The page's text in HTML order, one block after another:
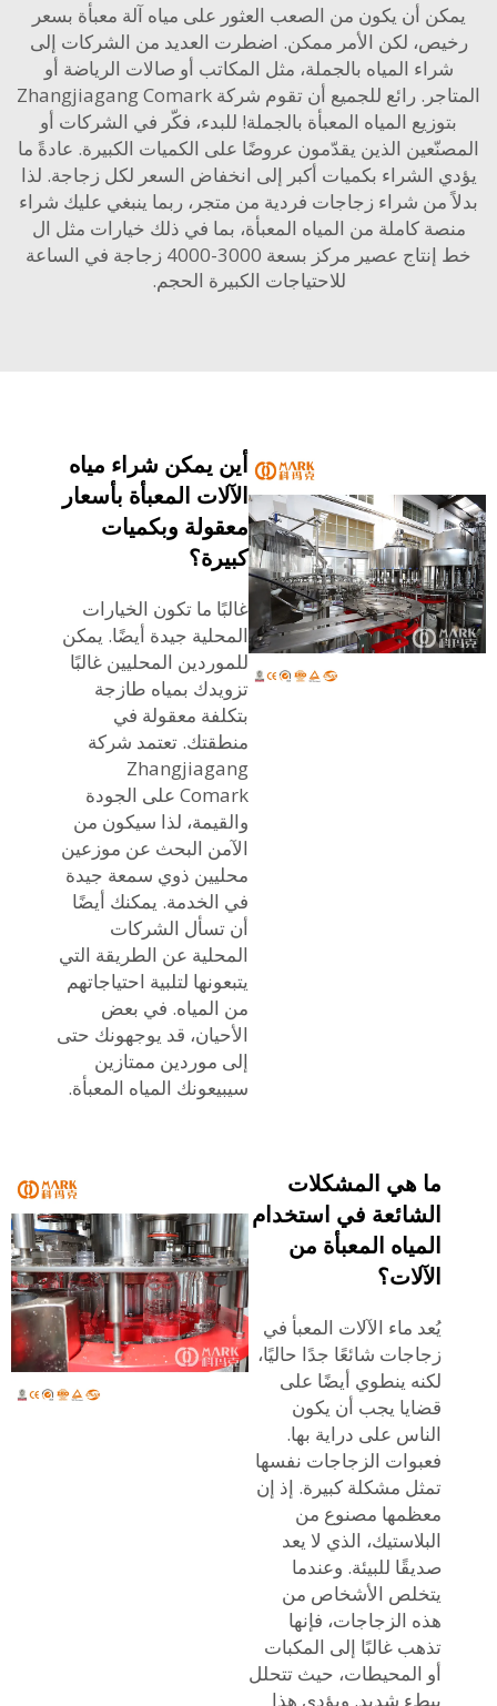
أن يكون من الصعب العثور على مياه آلة معبأة بسعر
لكن الأمر ممكن. اضطرت العديد من الشركات إلى
المياه بالجملة، مثل المكاتب أو صالات الرياضة أو
المتاجر. رائع للجميع أن تقوم شركة Zhangjiagang Comark
المياه المعبأة بالجملة! للبدء، فكّر في الشركات أو
الذين يقدّمون عروضًا على الكميات الكبيرة. عادةً ما
الشراء بكميات أكبر إلى انخفاض السعر لكل زجاجة. لذا
من شراء زجاجات فردية من متجر، ربما ينبغي عليك شراء
كاملة من المياه المعبأة، بما في ذلك خيارات مثل ال
عصير مركز بسعة 3000-4000 زجاجة في الساعة
للاحتياجات الكبيرة الحجم.
أين يمكن شراء مياه
الآلات المعبأة بأسعار
معقولة وبكميات
كبيرة؟
غالبًا ما تكون الخيارات
المحلية جيدة أيضًا. يمكن
للموردين المحليين غالبًا
تزويدك بمياه طازجة
بتكلفة معقولة في
منطقتك. تعتمد شركة
Zhangjiagang
Comark على الجودة
والقيمة، لذا سيكون من
الآمن البحث عن موزعين
محليين ذوي سمعة جيدة
في الخدمة. يمكنك أيضًا
أن تسأل الشركات
المحلية عن الطريقة التي
يتبعونها لتلبية احتياجاتهم
من المياه. في بعض
الأحيان، قد يوجهونك حتى
إلى موردين ممتازين
سيبيعونك المياه المعبأة.
ما هي المشكلات
الشائعة في استخدام
المياه المعبأة من
الآلات؟
يُعد ماء الآلات المعبأ في
زجاجات شائعًا جدًا حاليًا،
لكنه ينطوي أيضًا على
قضايا يجب أن يكون
الناس على دراية بها.
فعبوات الزجاجات نفسها
تمثل مشكلة كبيرة. إذ إن
معظمها مصنوع من
البلاستيك، الذي لا يعد
صديقًا للبيئة. وعندما
يتخلص الأشخاص من
هذه الزجاجات، فإنها
تذهب غالبًا إلى المكبات
أو المحيطات، حيث تتحلل
ببطء شديد. ويؤدي هذا